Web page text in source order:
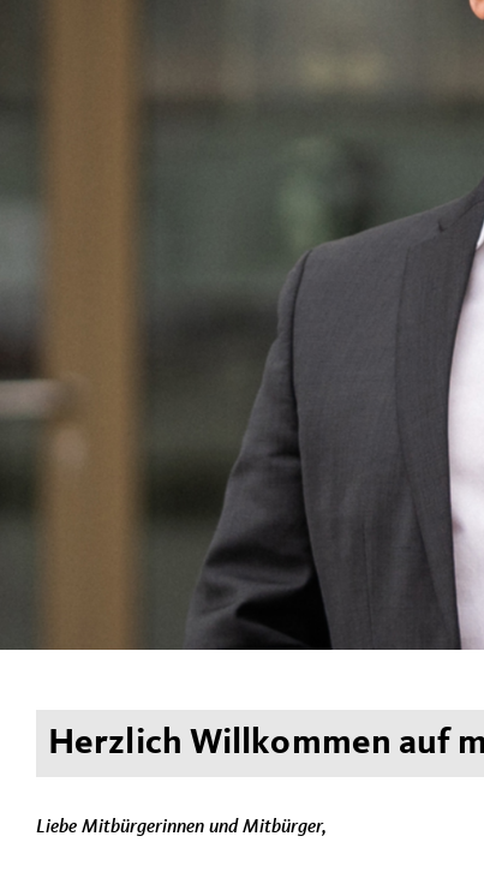
Herzlich Willkommen auf
Liebe Mitbürgerinnen und Mitbürger,